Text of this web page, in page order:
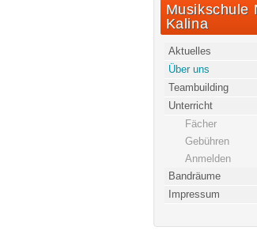
Musikschule
Kalina
Aktuelles
Über uns
Teambuilding
Unterricht
Fächer
Gebühren
Anmelden
Bandräume
Impressum